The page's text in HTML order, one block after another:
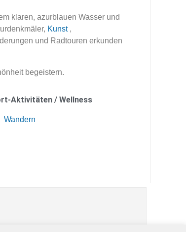
klaren, azurblauen Wasser und
Kunst,
und Radtouren erkunden
begeistern.
Aktivitäten / Wellness